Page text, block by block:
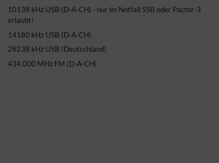
10138 kHz USB (D-A-CH) - nur im Notfall SSB oder Pactor-3
erlaubt!
14180 kHz USB (D-A-CH)
28238 kHz USB (Deutschland)
434.000 MHz FM (D-A-CH)